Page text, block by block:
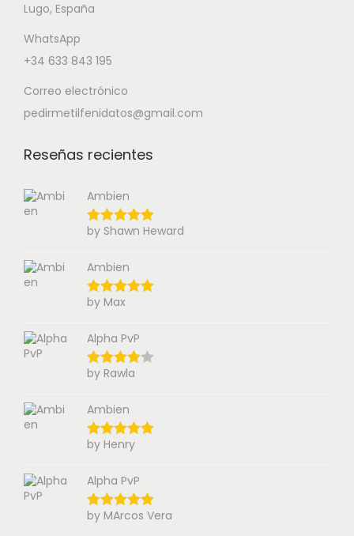
Lugo, España
WhatsApp
+34 633 843 195
Correo electrónico
pedirmetilfenidatos@gmail.com
Reseñas recientes
Ambien
by Shawn Heward
Ambien
by Max
Alpha PvP
by Rawla
Ambien
by Henry
Alpha PvP
by MArcos Vera